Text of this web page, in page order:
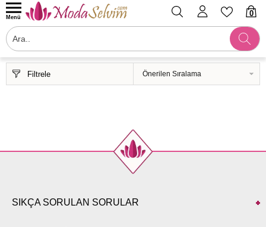
0
Menü
Filtrele
SIKÇA SORULAN SORULAR